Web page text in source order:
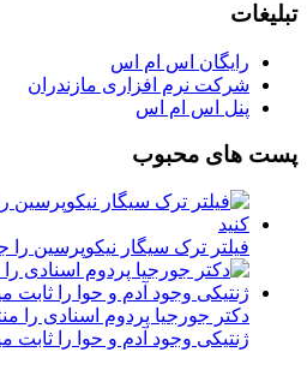
تبلیغات
رایگان اس ام اس
شرکت نرم افزاری مازندران
پنل اس ام اس
پست های محبوب
فیلتر ترک سیگار نیکوپرسین را
دکتر جورجیا پردوم اسنادی را
ژنتیکی وجود آدم و حوا را ثابت